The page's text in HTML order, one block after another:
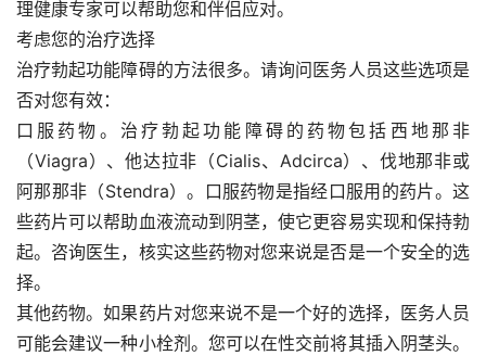
理健康专家可以帮助您和伴侣应对。
考虑您的治疗选择
治疗勃起功能障碍的方法很多。请询问医务人员这些选项是
否对您有效：
口服药物。治疗勃起功能障碍的药物包括西地那非
（Viagra）、他达拉非（Cialis、Adcirca）、伐地那非或
阿那那非（Stendra）。口服药物是指经口服用的药片。这
些药片可以帮助血液流动到阴茎，使它更容易实现和保持勃
起。咨询医生，核实这些药物对您来说是否是一个安全的选
择。
其他药物。如果药片对您来说不是一个好的选择，医务人员
可能会建议一种小栓剂。您可以在性交前将其插入阴茎头。